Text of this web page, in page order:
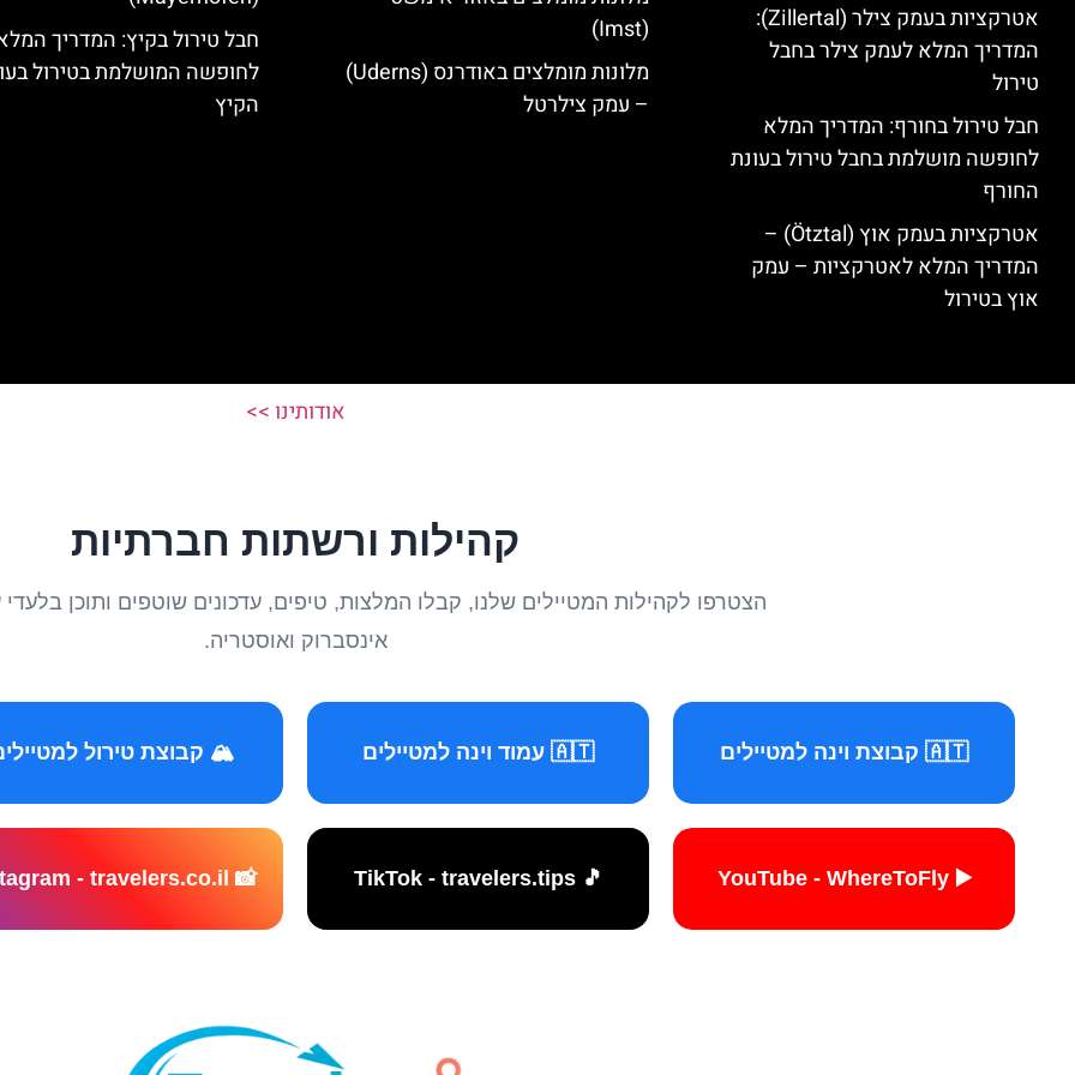
אטרקציות בעמק צילר (Zillertal):
המדריך המלא לעמק צילר בחבל
טירול
חבל טירול בחורף: המדריך המלא
לחופשה מושלמת בחבל טירול בעונת
החורף
אטרקציות בעמק אוץ (Ötztal) –
המדריך המלא לאטרקציות – עמק
אוץ בטירול
(Imst)
מלונות מומלצים באודרנס (Uderns)
– עמק צילרטל
חבל טירול בקיץ: המדריך
לחופשה המושלמת בטירול
הקיץ
אודותינו >>
קהילות ורשתות חברתיות
הצטרפו לקהילות המטיילים שלנו, קבלו המלצות, טיפים, עדכונים שוטפים ותוכן בלעדי
אינסברוק ואוסטריה.
🇦🇹 קבוצת וינה למטיילים 🇦🇹 עמוד וינה למטיילים 🏔️ קבוצת טירול
▶️ YouTube - WhereToFly
🎵 TikTok - travelers.tips
📸 Instagram - travelers.co.il